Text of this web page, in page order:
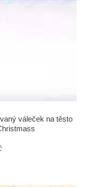
váleček na těsto